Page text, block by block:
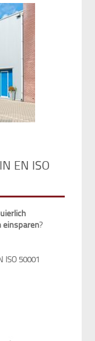
EN ISO
einsparen?
50001